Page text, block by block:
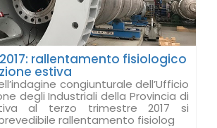
rallentamento fisiologico
estiva
congiunturale dell’Ufficio
degli Industriali della Provincia di
al terzo trimestre 2017 si
rallentamento fisiolog